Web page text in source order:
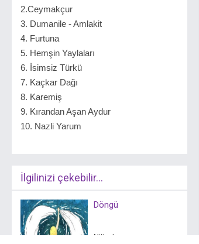
2.Ceymakçur
3. Dumanile - Amlakit
4. Furtuna
5. Hemşin Yaylaları
6. İsimsiz Türkü
7. Kaçkar Dağı
8. Karemiş
9. Kırandan Aşan Aydur
10. Nazli Yarum
İlgilinizi çekebilir...
Döngü
Nilipek